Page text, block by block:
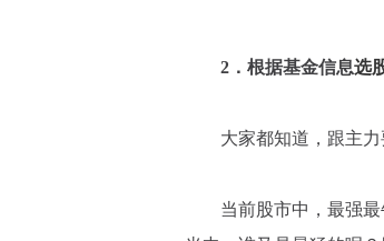
2．根据基金信息选
大家都知道，跟主力
当前股市中，最强最